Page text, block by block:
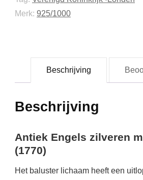
Merk: 925/1000
Beschrijving
Beschrijving
Antiek Engels zilveren
(1770)
Het baluster lichaam heeft een